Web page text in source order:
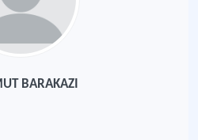
BARAKAZI